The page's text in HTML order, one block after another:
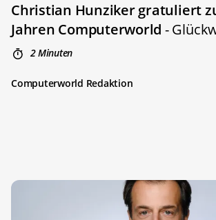
Christian Hunziker gratuliert
Jahren Computerworld -
2 Minuten
Computerworld Redaktion